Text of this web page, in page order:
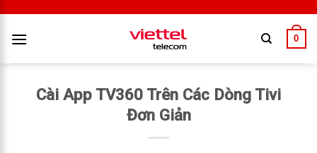
0
Cài App TV360 Trên Các Dòng Tivi
Đơn Giản